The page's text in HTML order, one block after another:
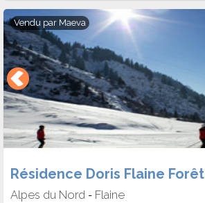
Vendu par Maeva
Résidence Doris Flaine Forêt
Alpes du Nord - Flaine